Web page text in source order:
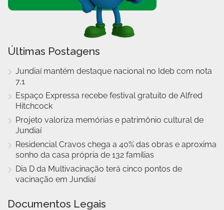
Últimas Postagens
Jundiaí mantém destaque nacional no Ideb com nota
7,1
Espaço Expressa recebe festival gratuito de Alfred
Hitchcock
Projeto valoriza memórias e patrimônio cultural de
Jundiaí
Residencial Cravos chega a 40% das obras e aproxima
sonho da casa própria de 132 famílias
Dia D da Multivacinação terá cinco pontos de
vacinação em Jundiaí
Documentos Legais